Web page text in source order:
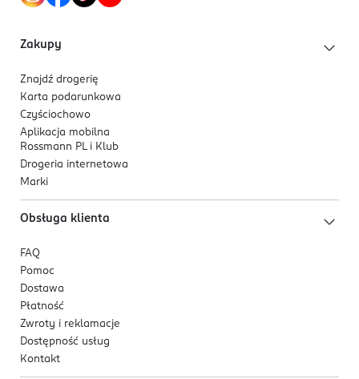
Zakupy
Znajdź drogerię
Karta podarunkowa
Czyściochowo
Aplikacja mobilna
Rossmann PL i Klub
Drogeria internetowa
Marki
Obsługa klienta
FAQ
Pomoc
Dostawa
Płatność
Zwroty i reklamacje
Dostępność usług
Kontakt